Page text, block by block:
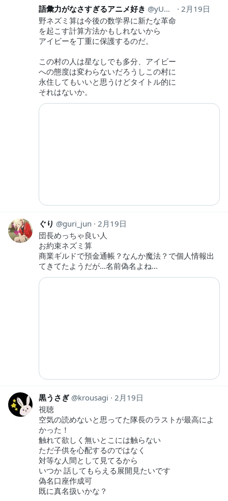
語彙力がなさすぎるアニメ好き yUH422LAkZmWxvi
2月19日
野ネズミ算は今後の数学界に新たな革命
を起こす計算方法かもしれないから
アイビーを丁重に保護するのだ。
この村の人は星なしでも多分、アイビー
への態度は変わらないだろうしこの村に
永住してもいいと思うけどタイトル的に
それはないか。
ぐり guri_jun
2月19日
団長めっちゃ良い人
お約束ネズミ算
商業ギルドで預金通帳？なんか魔法？で個人情報出
てきてたようだが…名前偽名よね…
黒うさぎ krousagi
2月19日
視聴
空気の読めないと思ってた隊長のラストが最高によ
かった！
触れて欲しく無いとこには触らない
ただ子供を心配するのではなく
対等な人間として見てるから
いつか 話してもらえる展開見たいです
偽名口座作成可
既に真名扱いかな？